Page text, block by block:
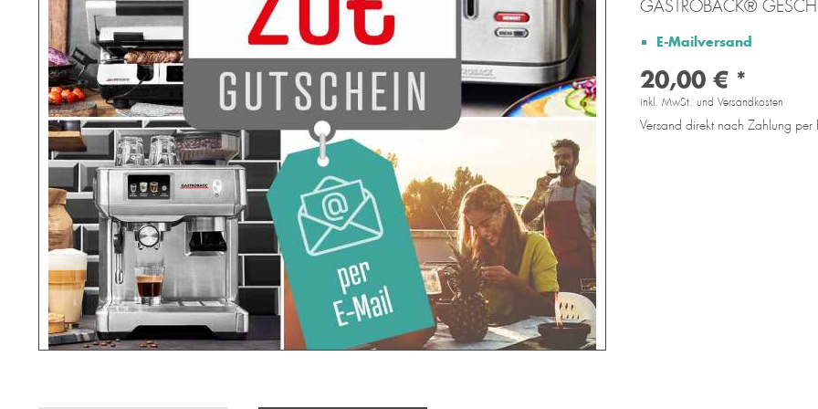
GASTROBACK®
E-Mailversand
20,00 € *
inkl. MwSt. und Versandkosten
Versand direkt nach Zahlung per